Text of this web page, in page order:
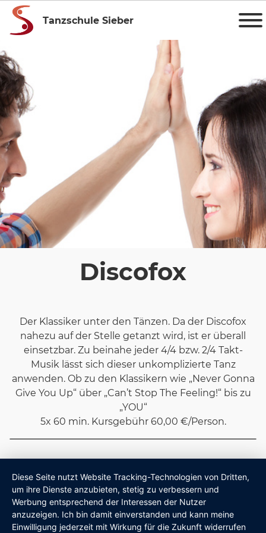
Tanzschule Sieber
Discofox
Der Klassiker unter den Tänzen. Da der Discofox
nahezu auf der Stelle getanzt wird, ist er überall
einsetzbar. Zu beinahe jeder 4/4 bzw. 2/4 Takt-
Musik lässt sich dieser unkomplizierte Tanz
anwenden. Ob zu den Klassikern wie „Never Gonna
Give You Up“ über „Can’t Stop The Feeling!“ bis zu
„YOU“
5x 60 min. Kursgebühr 60,00 €/Person.
Diese Seite nutzt Website Tracking-Technologien von Dritten,
um ihre Dienste anzubieten, stetig zu verbessern und
Werbung entsprechend der Interessen der Nutzer
anzuzeigen. Ich bin damit einverstanden und kann meine
Einwilligung jederzeit mit Wirkung für die Zukunft widerrufen